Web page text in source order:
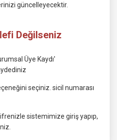
güncelleyecektir.
Değilseniz
Üye Kaydı'
seçiniz. sicil numarası
sistemimize giriş yapıp,